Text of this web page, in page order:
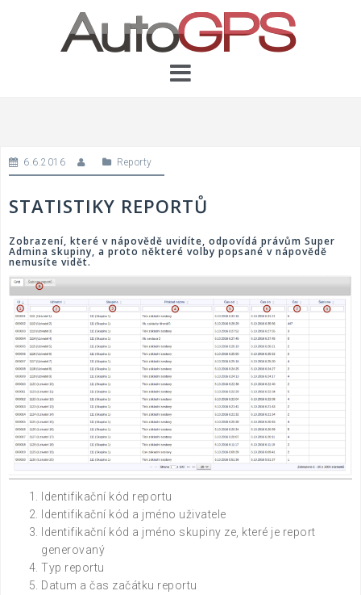
6.6.2016 Reporty
STATISTIKY REPORTŮ
Zobrazení, které v nápovědě uvidíte, odpovídá právům Super
Admina skupiny, a proto některé volby popsané v nápovědě
nemusíte vidět.
Identifikační kód reportu
Identifikační kód a jméno uživatele
Identifikační kód a jméno skupiny ze, které je report
generovaný
Typ reportu
Datum a čas začátku reportu